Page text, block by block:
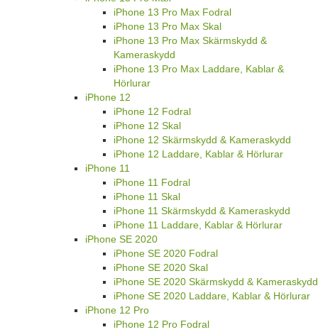
iPhone 13 Pro Max Fodral
iPhone 13 Pro Max Skal
iPhone 13 Pro Max Skärmskydd &
Kameraskydd
iPhone 13 Pro Max Laddare, Kablar &
Hörlurar
iPhone 12
iPhone 12 Fodral
iPhone 12 Skal
iPhone 12 Skärmskydd & Kameraskydd
iPhone 12 Laddare, Kablar & Hörlurar
iPhone 11
iPhone 11 Fodral
iPhone 11 Skal
iPhone 11 Skärmskydd & Kameraskydd
iPhone 11 Laddare, Kablar & Hörlurar
iPhone SE 2020
iPhone SE 2020 Fodral
iPhone SE 2020 Skal
iPhone SE 2020 Skärmskydd & Kameraskydd
iPhone SE 2020 Laddare, Kablar & Hörlurar
iPhone 12 Pro
iPhone 12 Pro Fodral